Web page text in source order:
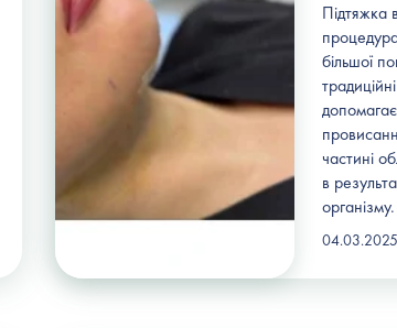
Підтяжка
більшої
частині
в
організму.
04.03.2025